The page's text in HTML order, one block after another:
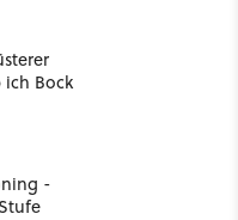
Bock
-